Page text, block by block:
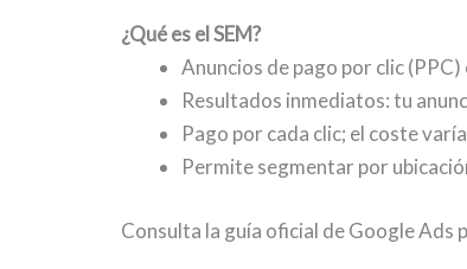
¿Qué es el SEM?
Anuncios de pago por clic
Resultados inmediatos: tu
Pago por cada clic; el coste
Permite segmentar por
Consulta la guía oficial de Google Ads